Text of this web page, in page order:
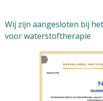
Wij zijn aangesloten bij
voor waterstoftherapie